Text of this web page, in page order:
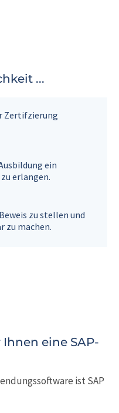
...
Zertifzierung
ein
erlangen.
zu stellen und
zu machen.
eine SAP-
ist SAP